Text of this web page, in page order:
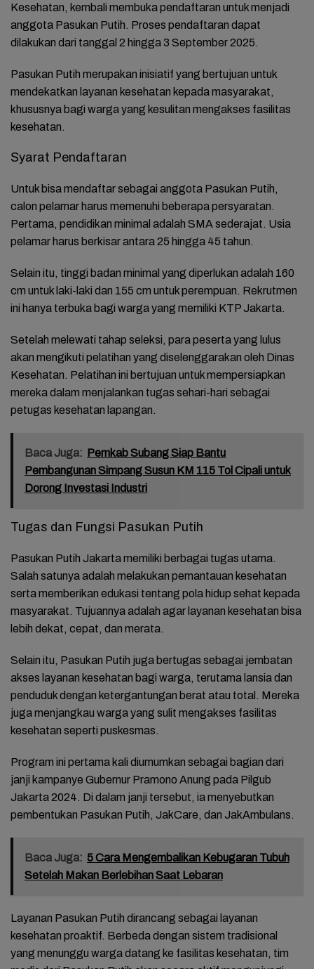
Kesehatan, kembali membuka pendaftaran untuk menjadi
anggota Pasukan Putih. Proses pendaftaran dapat
dilakukan dari tanggal 2 hingga 3 September 2025.
Pasukan Putih merupakan inisiatif yang bertujuan untuk
mendekatkan layanan kesehatan kepada masyarakat,
khususnya bagi warga yang kesulitan mengakses fasilitas
kesehatan.
Syarat Pendaftaran
Untuk bisa mendaftar sebagai anggota Pasukan Putih,
calon pelamar harus memenuhi beberapa persyaratan.
Pertama, pendidikan minimal adalah SMA sederajat. Usia
pelamar harus berkisar antara 25 hingga 45 tahun.
Selain itu, tinggi badan minimal yang diperlukan adalah 160
cm untuk laki-laki dan 155 cm untuk perempuan. Rekrutmen
ini hanya terbuka bagi warga yang memiliki KTP Jakarta.
Setelah melewati tahap seleksi, para peserta yang lulus
akan mengikuti pelatihan yang diselenggarakan oleh Dinas
Kesehatan. Pelatihan ini bertujuan untuk mempersiapkan
mereka dalam menjalankan tugas sehari-hari sebagai
petugas kesehatan lapangan.
Baca Juga: Pemkab Subang Siap Bantu
Pembangunan Simpang Susun KM 115 Tol Cipali untuk
Dorong Investasi Industri
Tugas dan Fungsi Pasukan Putih
Pasukan Putih Jakarta memiliki berbagai tugas utama.
Salah satunya adalah melakukan pemantauan kesehatan
serta memberikan edukasi tentang pola hidup sehat kepada
masyarakat. Tujuannya adalah agar layanan kesehatan bisa
lebih dekat, cepat, dan merata.
Selain itu, Pasukan Putih juga bertugas sebagai jembatan
akses layanan kesehatan bagi warga, terutama lansia dan
penduduk dengan ketergantungan berat atau total. Mereka
juga menjangkau warga yang sulit mengakses fasilitas
kesehatan seperti puskesmas.
Program ini pertama kali diumumkan sebagai bagian dari
janji kampanye Gubernur Pramono Anung pada Pilgub
Jakarta 2024. Di dalam janji tersebut, ia menyebutkan
pembentukan Pasukan Putih, JakCare, dan JakAmbulans.
Baca Juga: 5 Cara Mengembalikan Kebugaran Tubuh
Setelah Makan Berlebihan Saat Lebaran
Layanan Pasukan Putih dirancang sebagai layanan
kesehatan proaktif. Berbeda dengan sistem tradisional
yang menunggu warga datang ke fasilitas kesehatan, tim